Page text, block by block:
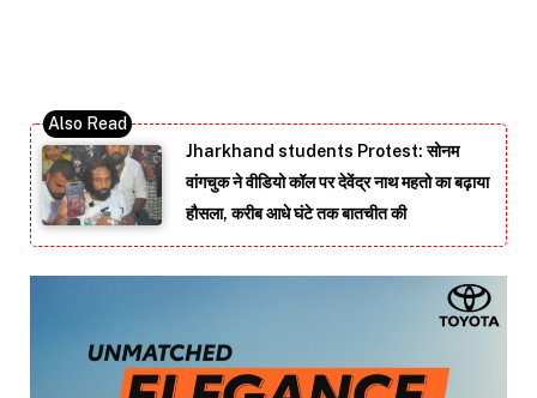
Jharkhand students Protest: सोनम
वांगचुक ने वीडियो कॉल पर देवेंद्र नाथ महतो का बढ़ाया
हौसला, करीब आधे घंटे तक बातचीत की